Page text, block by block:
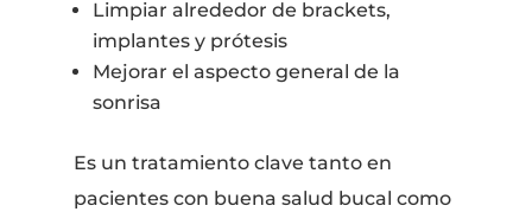
Limpiar alrededor de brackets,
implantes y prótesis
Mejorar el aspecto general de la
sonrisa
Es un tratamiento clave tanto en
pacientes con buena salud bucal como